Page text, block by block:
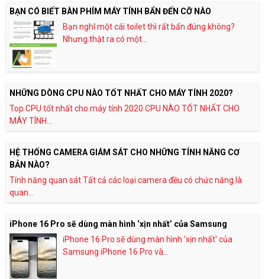
BẠN CÓ BIẾT BÀN PHÍM MÁY TÍNH BẨN ĐẾN CỠ NÀO
Bạn nghĩ một cái toilet thì rất bẩn đúng không?
Nhưng thật ra có một...
NHỮNG DÒNG CPU NÀO TỐT NHẤT CHO MÁY TÍNH 2020?
Top CPU tốt nhất cho máy tính 2020 CPU NÀO TỐT NHẤT CHO
MÁY TÍNH...
HỆ THỐNG CAMERA GIÁM SÁT CHO NHỮNG TÍNH NĂNG CƠ
BẢN NÀO?
Tính năng quan sát Tất cả các loại camera đều có chức năng là
quan...
iPhone 16 Pro sẽ dùng màn hình ‘xịn nhất’ của Samsung
iPhone 16 Pro sẽ dùng màn hình 'xịn nhất' của
Samsung iPhone 16 Pro và...